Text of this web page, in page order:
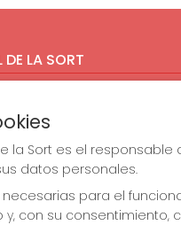
DE LA SORT
la Sort es el responsable
datos personales.
necesarias para el
con su consentimiento,